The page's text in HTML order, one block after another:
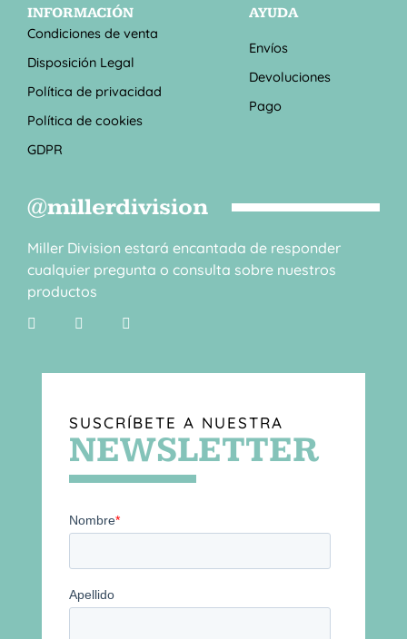
INFORMACIÓN
Condiciones de venta
Disposición Legal
Política de privacidad
Política de cookies
GDPR
AYUDA
Envíos
Devoluciones
Pago
@millerdivision
Miller Division estará encantada de responder
cualquier pregunta o consulta sobre nuestros
productos
SUSCRÍBETE A NUESTRA
NEWSLETTER